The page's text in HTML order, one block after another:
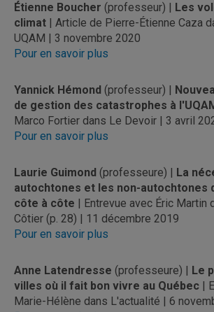
Étienne Boucher (professeur) | Les
climat | Article de Pierre-Étienne Caza
UQAM | 3 novembre 2020
Pour en savoir plus
Yannick Hémond (professeur) |
de gestion des catastrophes à
Marco Fortier dans Le Devoir | 3 avril
Pour en savoir plus
Laurie Guimond (professeure) | La
autochtones et les non-autochtones
côte à côte | Entrevue avec Éric Martin
Côtier (p. 28) | 11 décembre 2019
Pour en savoir plus
Anne Latendresse (professeure) | Le
villes où il fait bon vivre au Québec |
Marie-Hélène dans L'actualité | 6